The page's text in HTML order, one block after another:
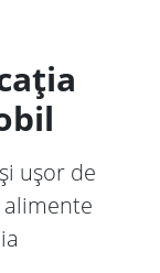
ușor de